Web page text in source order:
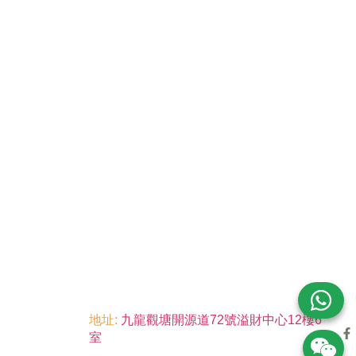
地址: 九龍觀塘開源道72號溢財中心12樓6
室